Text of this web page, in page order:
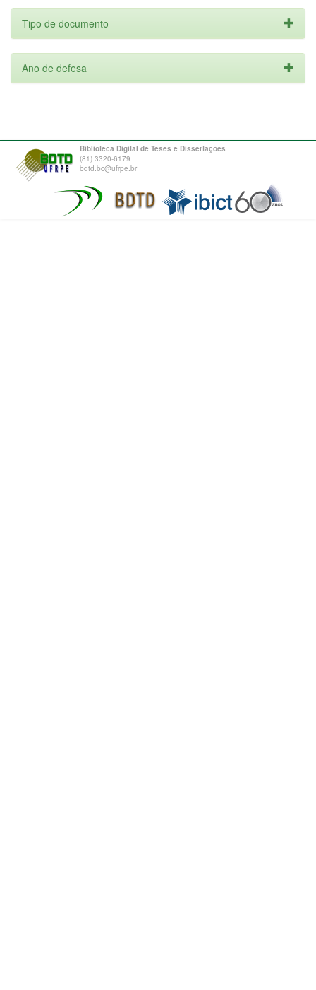
Tipo de documento
Ano de defesa
Biblioteca Digital de Teses e Dissertações
(81) 3320-6179
bdtd.bc@ufrpe.br